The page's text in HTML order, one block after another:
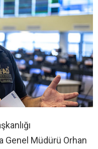
Genel Müdürü Orhan